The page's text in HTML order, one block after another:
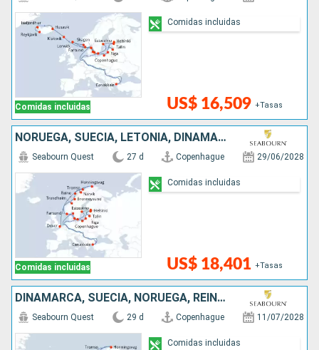
Comidas incluidas US$ 16,509 +Tasas
Comidas incluidas
NORUEGA, SUECIA, LETONIA, DINAMARCA, REINO UNIDO, TURQUÍA, ESTONIA, POLONIA, FINLANDIA, LITUANIA
Comidas incluidas
Seabourn Quest 27 d Copenhague 29/06/2028
US$ 18,401 +Tasas
Comidas incluidas
DINAMARCA, SUECIA, NORUEGA, REINO UNIDO, IRLANDA
Seabourn Quest 29 d Copenhague 11/07/2028
Comidas incluidas